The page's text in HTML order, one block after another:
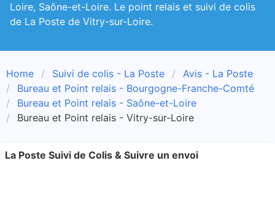
Loire, Saône-et-Loire. Le point relais et suivi de colis
de La Poste de Vitry-sur-Loire.
Home Suivi de colis - La Poste
Avis - La Poste
Bureau et Point relais - Bourgogne-Franche-Comté
Bureau et Point relais - Saône-et-Loire
Bureau et Point relais - Vitry-sur-Loire
La Poste Suivi de Colis & Suivre un envoi